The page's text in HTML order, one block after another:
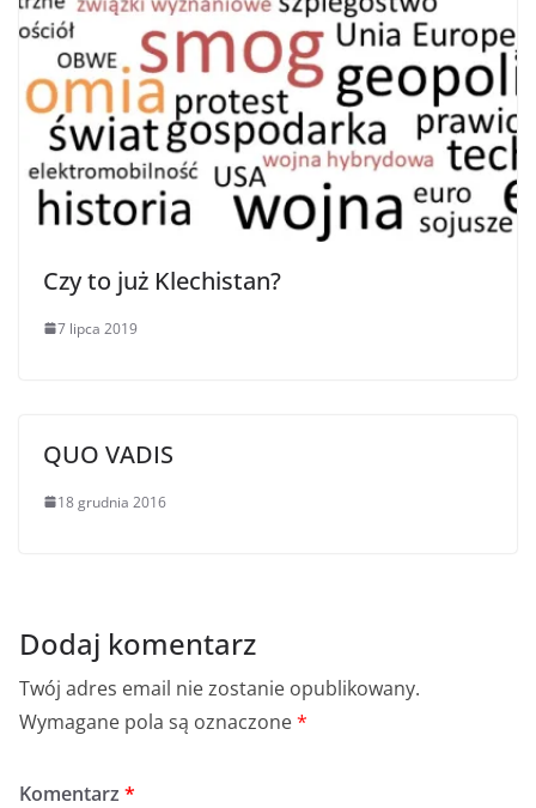
Czy to już Klechistan?
7 lipca 2019
QUO VADIS
18 grudnia 2016
Dodaj komentarz
Twój adres email nie zostanie opublikowany.
Wymagane pola są oznaczone*
Komentarz *